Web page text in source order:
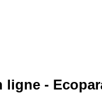
ligne -